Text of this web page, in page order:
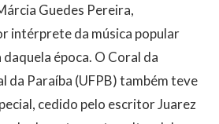
Guedes Pereira,
intérprete da música popular
época. O Coral da
da Paraíba (UFPB) também teve
cedido pelo escritor Juarez